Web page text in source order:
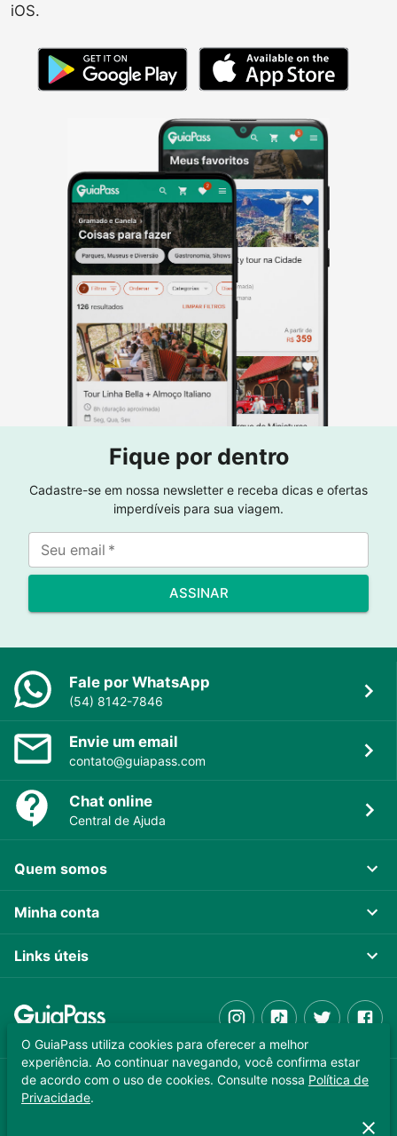
iOS.
Fique por dentro
Cadastre-se em nossa newsletter e receba dicas e ofertas
imperdíveis para sua viagem.
Seu email *
ASSINAR
Fale por WhatsApp
(54) 8142-7846
Envie um email
contato@guiapass.com
Chat online
Central de Ajuda
Quem somos
Minha conta
Links úteis
GUIAPASS TECNOLOGIA LTDA. CNPJ 37.989.806/0001-64
Copyright © 2025 - Todos os direitos reservados
O GuiaPass utiliza cookies para oferecer a melhor
experiência. Ao continuar navegando, você confirma estar
de acordo com o uso de cookies. Consulte nossa Política de
Privacidade.